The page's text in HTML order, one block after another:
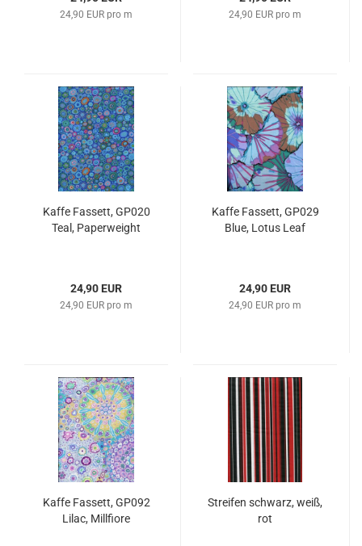
24,90 EUR pro m 24,90 EUR pro m
Kaffe Fassett, GP020
Teal, Paperweight
24,90 EUR
24,90 EUR pro m
Kaffe Fassett, GP029
Blue, Lotus Leaf
24,90 EUR
24,90 EUR pro m
Kaffe Fassett, GP092
Lilac, Millfiore
Streifen schwarz, weiß,
rot